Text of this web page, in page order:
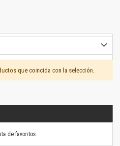
que coincida con la selección.
de favoritos.